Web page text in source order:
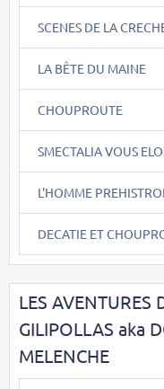
SCENES DE LA
LA BÊTE DU MAINE
CHOUPROUTE
SMECTALIA VOUS
L'HOMME
DECATIE ET
LES AVENTURES
GILIPOLLAS aka
MELENCHE